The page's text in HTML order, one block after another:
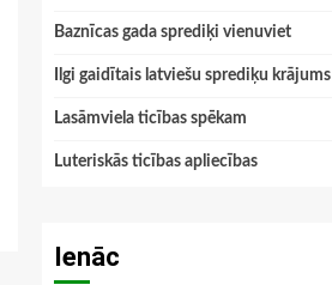
Baznīcas gada sprediķi vienuviet
Ilgi gaidītais latviešu sprediķu krājums
Lasāmviela ticības spēkam
Luteriskās ticības apliecības
Ienāc